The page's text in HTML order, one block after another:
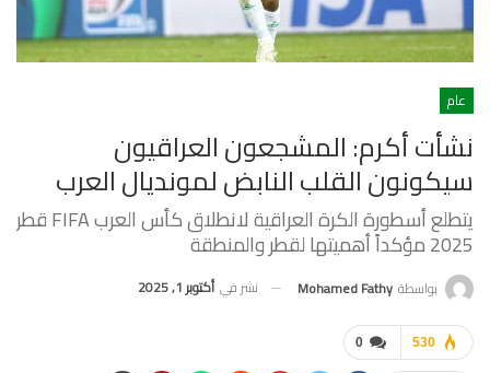
عام
نشأت أكرم: المشجعون العراقيون
سيكونون القلب النابض لمونديال العرب
يتطلع أسطورة الكرة العراقية لانطلاق كأس العرب FIFA قطر
2025 مؤكداً أهميتها لقطر والمنطقة
بواسطة Mohamed Fathy نشر في أكتوبر 1, 2025
0 530